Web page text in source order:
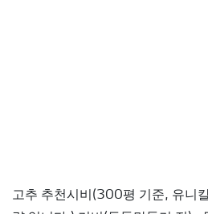
고추 추천시비(300평 기준, 유니